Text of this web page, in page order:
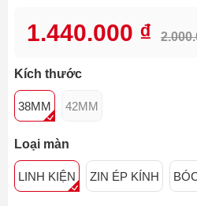
1.440.000 ₫
Kích thước
38MM 42MM
Loại màn
LINH KIỆN ZIN ÉP KÍNH